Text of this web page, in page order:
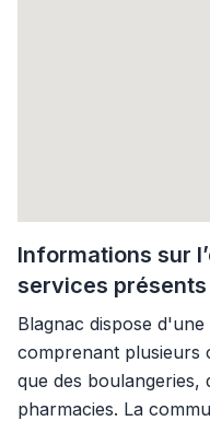
Informations sur
services
Blagnac dispose
comprenant plusieurs
que des boulangeries,
pharmacies. La